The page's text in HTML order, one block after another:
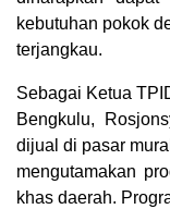
kebutuhan pokok
terjangkau.
Sebagai Ketua
Bengkulu,
dijual di pasar
mengutamakan
khas daerah.